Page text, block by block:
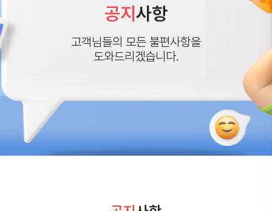
공지 사항
고객님들의 모든 불편사항을
도와드리겠습니다.